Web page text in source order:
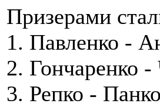
Призерами
1. Павленко -
2. Гончаренко
3. Репко -